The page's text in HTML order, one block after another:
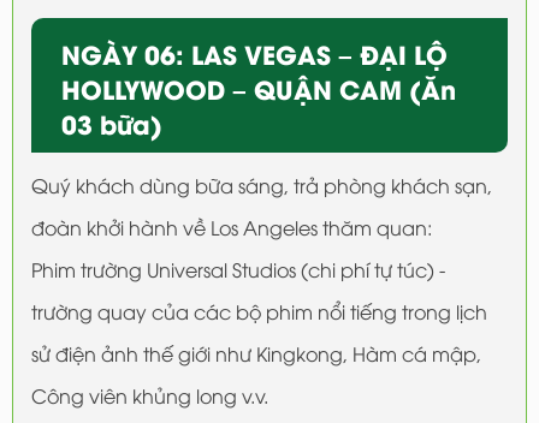
NGÀY 06: LAS VEGAS – ĐẠI LỘ
HOLLYWOOD – QUẬN CAM (Ăn
03 bữa)
Quý khách dùng bữa sáng, trả phòng khách sạn,
đoàn khởi hành về Los Angeles thăm quan:
Phim trường Universal Studios (chi phí tự túc) -
trường quay của các bộ phim nổi tiếng trong lịch
sử điện ảnh thế giới như Kingkong, Hàm cá mập,
Công viên khủng long v.v.